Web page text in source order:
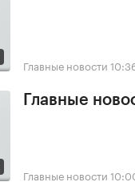
Главные новости
Главные
Главные новости